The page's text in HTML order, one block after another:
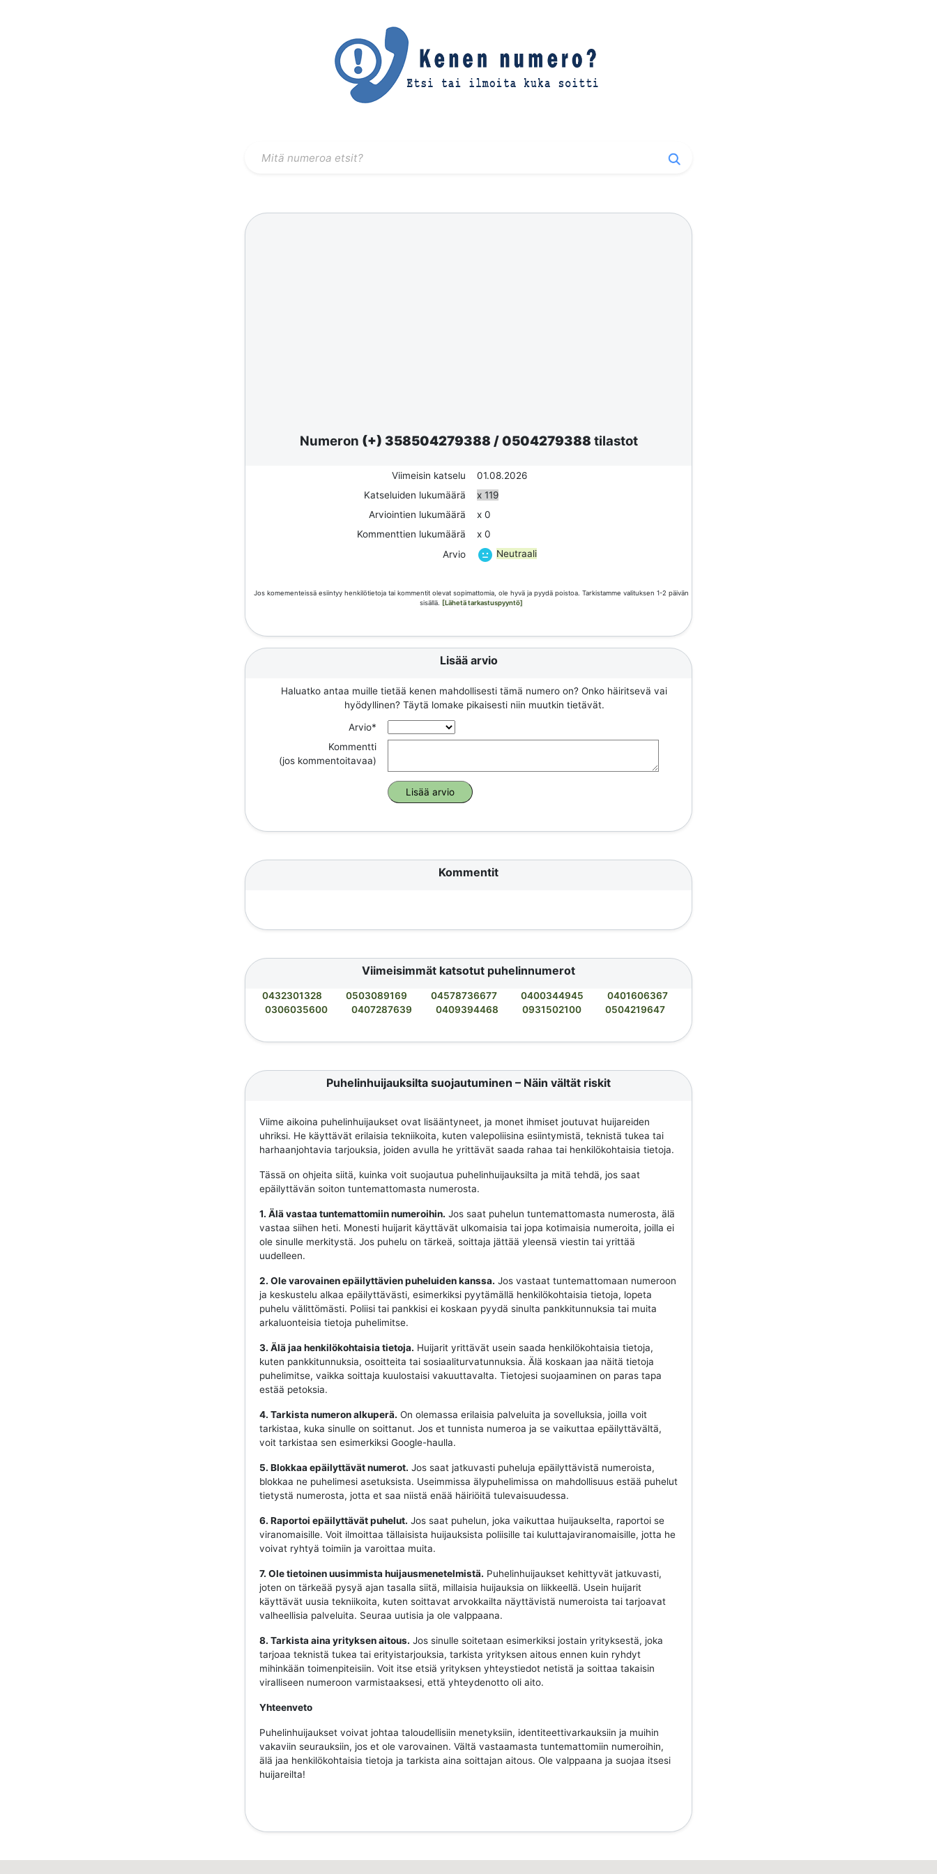
Numeron (+) 358504279388 /0504279388 tilastot
Viimeisin katselu
01.08.2026
Katseluiden lukumäärä
x 119
Arviointien lukumäärä
x 0
Kommenttien lukumäärä
x 0
Arvio
Neutraali
Jos komementeissä esiintyy henkilötietoja tai kommentit olevat sopimattomia, ole hyvä ja pyydä poistoa. Tarkistamme valituksen 1-2 päivän
sisällä. [Lähetä tarkastuspyyntö]
Lisää arvio
Haluatko antaa muille tietää kenen mahdollisesti tämä numero on? Onko häiritsevä vai
hyödyllinen? Täytä lomake pikaisesti niin muutkin tietävät.
Arvio*
Kommentti
(jos kommentoitavaa)
Kommentit
Viimeisimmät katsotut puhelinnumerot
0432301328 0503089169 04578736677 0400344945
0401606367
0306035600
0407287639 0409394468 0931502100 0504219647
Puhelinhuijauksilta suojautuminen – Näin vältät riskit
Viime aikoina puhelinhuijaukset ovat lisääntyneet, ja monet ihmiset joutuvat huijareiden
uhriksi. He käyttävät erilaisia tekniikoita, kuten valepoliisina esiintymistä, teknistä tukea tai
harhaanjohtavia tarjouksia, joiden avulla he yrittävät saada rahaa tai henkilökohtaisia tietoja.
Tässä on ohjeita siitä, kuinka voit suojautua puhelinhuijauksilta ja mitä tehdä, jos saat
epäilyttävän soiton tuntemattomasta numerosta.
1. Älä vastaa tuntemattomiin numeroihin. Jos saat puhelun tuntemattomasta numerosta, älä
vastaa siihen heti. Monesti huijarit käyttävät ulkomaisia tai jopa kotimaisia numeroita, joilla ei
ole sinulle merkitystä. Jos puhelu on tärkeä, soittaja jättää yleensä viestin tai yrittää
uudelleen.
2. Ole varovainen epäilyttävien puheluiden kanssa. Jos vastaat tuntemattomaan numeroon
ja keskustelu alkaa epäilyttävästi, esimerkiksi pyytämällä henkilökohtaisia tietoja, lopeta
puhelu välittömästi. Poliisi tai pankkisi ei koskaan pyydä sinulta pankkitunnuksia tai muita
arkaluonteisia tietoja puhelimitse.
3. Älä jaa henkilökohtaisia tietoja. Huijarit yrittävät usein saada henkilökohtaisia tietoja,
kuten pankkitunnuksia, osoitteita tai sosiaaliturvatunnuksia. Älä koskaan jaa näitä tietoja
puhelimitse, vaikka soittaja kuulostaisi vakuuttavalta. Tietojesi suojaaminen on paras tapa
estää petoksia.
4. Tarkista numeron alkuperä. On olemassa erilaisia palveluita ja sovelluksia, joilla voit
tarkistaa, kuka sinulle on soittanut. Jos et tunnista numeroa ja se vaikuttaa epäilyttävältä,
voit tarkistaa sen esimerkiksi Google-haulla.
5. Blokkaa epäilyttävät numerot. Jos saat jatkuvasti puheluja epäilyttävistä numeroista,
blokkaa ne puhelimesi asetuksista. Useimmissa älypuhelimissa on mahdollisuus estää puhelut
tietystä numerosta, jotta et saa niistä enää häiriöitä tulevaisuudessa.
6. Raportoi epäilyttävät puhelut. Jos saat puhelun, joka vaikuttaa huijaukselta, raportoi se
viranomaisille. Voit ilmoittaa tällaisista huijauksista poliisille tai kuluttajaviranomaisille, jotta he
voivat ryhtyä toimiin ja varoittaa muita.
7. Ole tietoinen uusimmista huijausmenetelmistä. Puhelinhuijaukset kehittyvät jatkuvasti,
joten on tärkeää pysyä ajan tasalla siitä, millaisia huijauksia on liikkeellä. Usein huijarit
käyttävät uusia tekniikoita, kuten soittavat arvokkailta näyttävistä numeroista tai tarjoavat
valheellisia palveluita. Seuraa uutisia ja ole valppaana.
8. Tarkista aina yrityksen aitous. Jos sinulle soitetaan esimerkiksi jostain yrityksestä, joka
tarjoaa teknistä tukea tai erityistarjouksia, tarkista yrityksen aitous ennen kuin ryhdyt
mihinkään toimenpiteisiin. Voit itse etsiä yrityksen yhteystiedot netistä ja soittaa takaisin
viralliseen numeroon varmistaaksesi, että yhteydenotto oli aito.
Yhteenveto
Puhelinhuijaukset voivat johtaa taloudellisiin menetyksiin, identiteettivarkauksiin ja muihin
vakaviin seurauksiin, jos et ole varovainen. Vältä vastaamasta tuntemattomiin numeroihin,
älä jaa henkilökohtaisia tietoja ja tarkista aina soittajan aitous. Ole valppaana ja suojaa itsesi
huijareilta!